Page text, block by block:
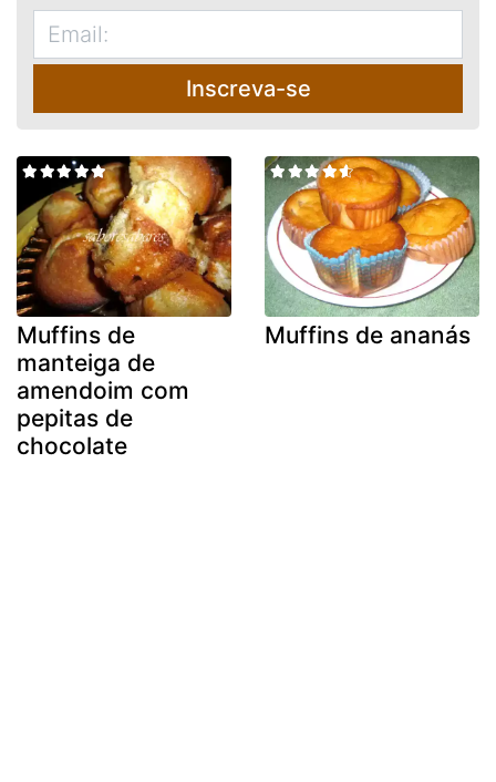
Inscreva-se
Muffins de
manteiga de
amendoim com
pepitas de
chocolate
Muffins de ananás